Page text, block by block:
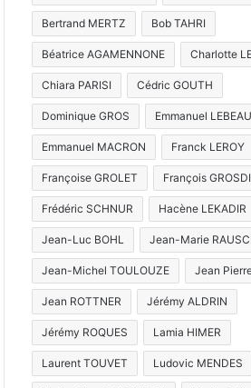
Bertrand MERTZ Bob TAHRI
Béatrice AGAMENNONE Charlotte
Chiara PARISI Cédric GOUTH
Dominique GROS Emmanuel LEBEAU
Emmanuel MACRON Franck LEROY
Françoise GROLET François
Frédéric SCHNUR Hacène LEKADIR
Jean-Luc BOHL Jean-Marie
Jean-Michel TOULOUZE Jean
Jean ROTTNER Jérémy ALDRIN
Jérémy ROQUES Lamia HIMER
Laurent TOUVET Ludovic MENDES